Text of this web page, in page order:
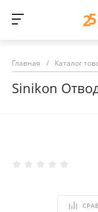
Главная / Каталог
Sinikon